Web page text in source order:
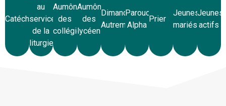
Catéchèse
au
service
de la
liturgie
Aumônerie
des
collégiens
Aumônerie
des
lycéens
Dimanche
Autrement
Paroucours
Alpha
Prier
Jeunes
mariés
Jeunes
actifs